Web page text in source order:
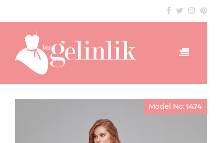
Model No: 1474